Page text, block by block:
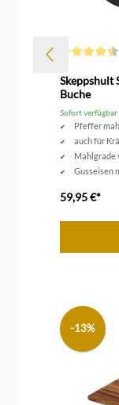
Skeppshult
Buche
Sofort verfügbar
Pfeffer
auch für
Mahlgrade
Gusseisen
59,95 €*
Produktgalerie
-13%